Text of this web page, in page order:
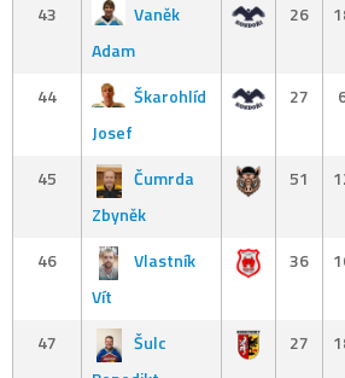
43
Vaněk
Adam
26
44
Škarohlíd
Josef
27
45
Čumrda
Zbyněk
51
46
Vlastník
Vít
36
47
Šulc
27